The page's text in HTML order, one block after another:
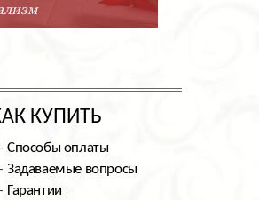
КУПИТЬ
Способы оплаты
Задаваемые вопросы
Гарантии